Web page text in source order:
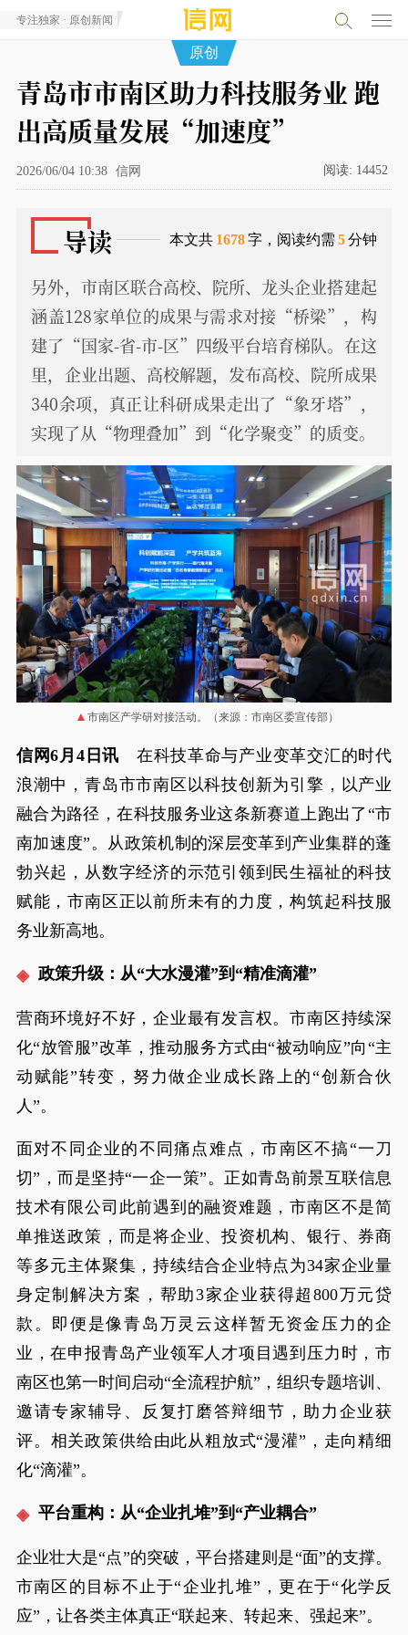
专注独家 · 原创新闻
原创
青岛市市南区助力科技服务业 跑
出高质量发展“加速度”
2026/06/04 10:38 信网 阅读: 14452
导读 本文共 1678字，阅读约需 5分钟
另外，市南区联合高校、院所、龙头企业搭建起
涵盖128家单位的成果与需求对接“桥梁”，构
建了“国家-省-市-区”四级平台培育梯队。在这
里，企业出题、高校解题，发布高校、院所成果
340余项，真正让科研成果走出了“象牙塔”，
实现了从“物理叠加”到“化学聚变”的质变。
市南区产学研对接活动。（来源：市南区委宣传部）
信网6月4日讯 在科技革命与产业变革交汇的时代
浪潮中，青岛市市南区以科技创新为引擎，以产业
融合为路径，在科技服务业这条新赛道上跑出了“市
南加速度”。从政策机制的深层变革到产业集群的蓬
勃兴起，从数字经济的示范引领到民生福祉的科技
赋能，市南区正以前所未有的力度，构筑起科技服
务业新高地。
政策升级：从“大水漫灌”到“精准滴灌”
营商环境好不好，企业最有发言权。市南区持续深
化“放管服”改革，推动服务方式由“被动响应”向“主
动赋能”转变，努力做企业成长路上的“创新合伙
人”。
面对不同企业的不同痛点难点，市南区不搞“一刀
切”，而是坚持“一企一策”。正如青岛前景互联信息
技术有限公司此前遇到的融资难题，市南区不是简
单推送政策，而是将企业、投资机构、银行、券商
等多元主体聚集，持续结合企业特点为34家企业量
身定制解决方案，帮助3家企业获得超800万元贷
款。即便是像青岛万灵云这样暂无资金压力的企
业，在申报青岛产业领军人才项目遇到压力时，市
南区也第一时间启动“全流程护航”，组织专题培训、
邀请专家辅导、反复打磨答辩细节，助力企业获
评。相关政策供给由此从粗放式“漫灌”，走向精细
化“滴灌”。
平台重构：从“企业扎堆”到“产业耦合”
企业壮大是“点”的突破，平台搭建则是“面”的支撑。
市南区的目标不止于“企业扎堆”，更在于“化学反
应”，让各类主体真正“联起来、转起来、强起来”。